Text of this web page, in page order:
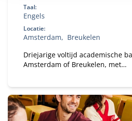
Taal:
Engels
Locatie:
Amsterdam
Breukelen
Driejarige voltijd academische
Amsterdam of Breukelen, met